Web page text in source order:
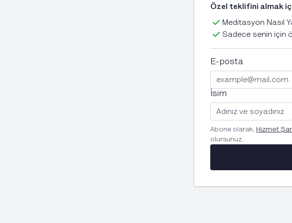
Meditasyon Nasıl
Sadece senin için
E-posta
İsim
Abone olarak, Hizmet
olursunuz.